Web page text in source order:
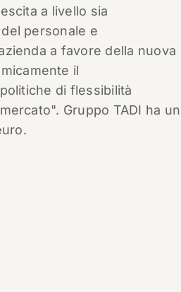
a livello sia
personale e
a favore della nuova
il
di flessibilità
Gruppo TADI ha un